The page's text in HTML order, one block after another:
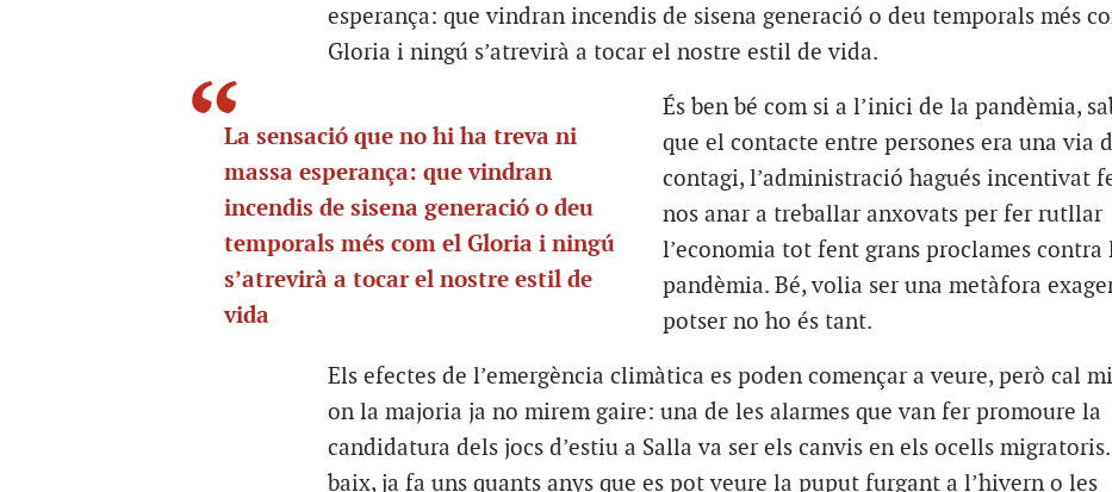
esperança: que vindran incendis de sisena generació o deu temporals més
Gloria i ningú s’atrevirà a tocar el nostre estil de vida.
La sensació que no hi ha treva ni
massa esperança: que vindran
incendis de sisena generació o deu
temporals més com el Gloria i ningú
s’atrevirà a tocar el nostre estil de
vida
És ben bé com si a l’inici de la pandèmia,
que el contacte entre persones era una via
contagi, l’administració hagués incentivat
nos anar a treballar anxovats per fer rutllar
l’economia tot fent grans proclames contra
pandèmia. Bé, volia ser una metàfora
potser no ho és tant.
Els efectes de l’emergència climàtica es poden començar a veure, però cal
on la majoria ja no mirem gaire: una de les alarmes que van fer promoure la
candidatura dels jocs d’estiu a Salla va ser els canvis en els ocells
baix, ja fa uns quants anys que es pot veure la puput furgant a l’hivern o les